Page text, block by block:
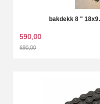
bakdekk 8 "
590,00
690,00